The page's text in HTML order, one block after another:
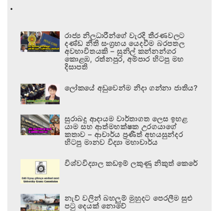
.
රාජ්‍ය නිලධාරීන්ගේ වැරදි තීරණවලට
දණ්ඩ නීති සංග්‍රහය යෙදවීම බරපතල
අවභාවිතයකි – සුනිල් කන්නන්ගර
කොළඹ, රත්නපුර, අම්පාර හිටපු මහ
දිසාපති
ලෝකයේ අඩුවෙන්ම නිදා ගන්නා ජාතිය?
සුරාබදු ආදායම වාර්තාගත ලෙස ඉහළ
යාම සහ ආත්මභක්ෂක උරගයාගේ
කතාව – ආචාර්ය ප්‍රණීත් අභයසුන්දර
හිටපු මානව විද්‍යා මහාචාර්ය
විශ්වවිද්‍යාල කඩඉම් ලකුණු නිකුත් කෙරේ
නැව් වලින් බහලුම් මුහුදට පෙරලීම සුළු
පටු දෙයක් නොවේ